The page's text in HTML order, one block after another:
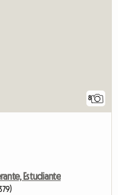
8
Estudiante